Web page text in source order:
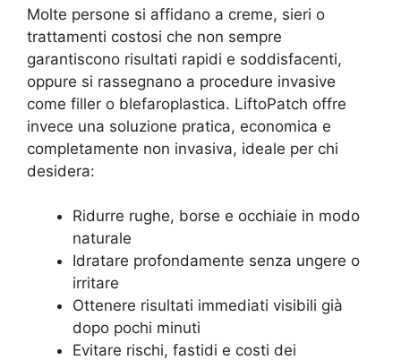
Molte persone si affidano a creme, sieri o
trattamenti costosi che non sempre
garantiscono risultati rapidi e soddisfacenti,
oppure si rassegnano a procedure invasive
come filler o blefaroplastica. LiftoPatch offre
invece una soluzione pratica, economica e
completamente non invasiva, ideale per chi
desidera:
Ridurre rughe, borse e occhiaie in modo
naturale
Idratare profondamente senza ungere o
irritare
Ottenere risultati immediati visibili già
dopo pochi minuti
Evitare rischi, fastidi e costi dei